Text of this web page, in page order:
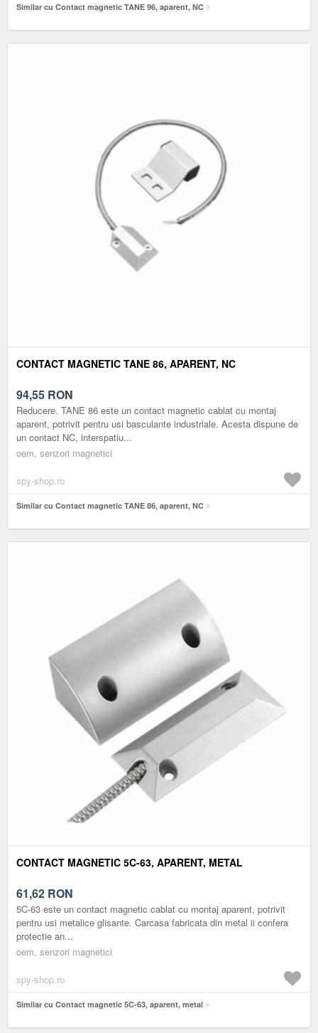
Similar cu Contact magnetic TANE 96, aparent, NC
CONTACT MAGNETIC TANE 86, APARENT, NC
94,55 RON
Reducere. TANE 86 este un contact magnetic cablat cu montaj
aparent, potrivit pentru usi basculante industriale. Acesta dispune de
un contact NC, interspatiu...
oem, senzori magnetici
spy-shop.ro
Similar cu Contact magnetic TANE 86, aparent, NC
CONTACT MAGNETIC 5C-63, APARENT, METAL
61,62 RON
5C-63 este un contact magnetic cablat cu montaj aparent, potrivit
pentru usi metalice glisante. Carcasa fabricata din metal ii confera
protectie an...
oem, senzori magnetici
spy-shop.ro
Similar cu Contact magnetic 5C-63, aparent, metal